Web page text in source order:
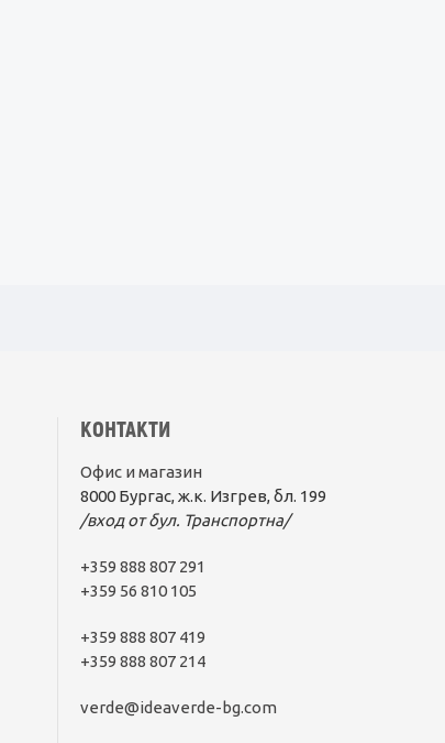
КОНТАКТИ
Офис и магазин
8000 Бургас, ж.к. Изгрев, бл. 199
/вход от бул. Транспортна/
+359 888 807 291
+359 56 810 105
+359 888 807 419
+359 888 807 214
verde@ideaverde-bg.com